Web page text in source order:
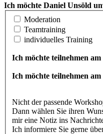
Ich möchte Daniel Unsöld
Moderation
Teamtraining
individuelles Training
Ich möchte teilnehmen am
Ich möchte teilnehmen
Nicht der passende
Dann wählen Sie ihren
mir eine Notiz ins
Ich informiere Sie gerne